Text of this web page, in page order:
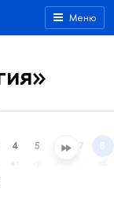
Меню
4 5 6 7 8
сб